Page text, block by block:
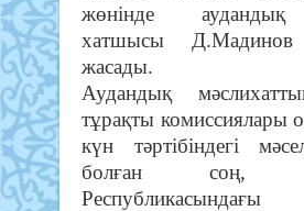
жөнінде аудандық
хатшысы Д.Мадинов
жасады.
Аудандық
тұрақты комиссиялары
күн тәртібіндегі
болған соң,
Республикасындағы